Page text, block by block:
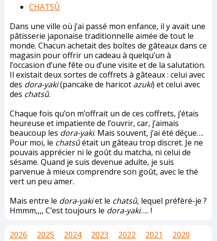
CHATSÛ
Dans une ville où j’ai passé mon enfance, il y avait une
pâtisserie japonaise traditionnelle aimée de tout le
monde. Chacun achetait des boîtes de gâteaux dans ce
magasin pour offrir un cadeau à quelqu’un à
l’occasion d’une fête ou d’une visite et de la salutation.
Il existait deux sortes de coffrets à gâteaux : celui avec
des dora-yaki(pancake de haricot azuki) et celui avec
des chatsû.
Chaque fois qu’on m’offrait un de ces coffrets, j’étais
heureuse et impatiente de l’ouvrir, car, j’aimais
beaucoup les dora-yaki. Mais souvent, j’ai été déçue….
Pour moi, le chatsûétait un gâteau trop discret. Je ne
pouvais apprécier ni le goût du matcha, ni celui de
sésame. Quand je suis devenue adulte, je suis
parvenue à mieux comprendre son goût, avec le thé
vert un peu amer.
Mais entre le dora-yakiet le chatsû, lequel préfèré-je ?
Hmmm,,,, C’est toujours le dora-yaki….. !
2026 2025 2024 2023 2022 2021
2020